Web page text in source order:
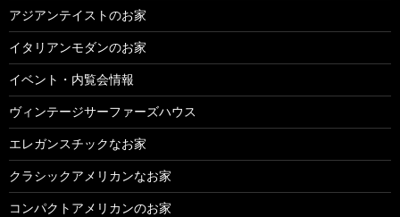
アジアンテイストのお家
イタリアンモダンのお家
イベント・内覧会情報
ヴィンテージサーファーズハウス
エレガンスチックなお家
クラシックアメリカンなお家
コンパクトアメリカンのお家